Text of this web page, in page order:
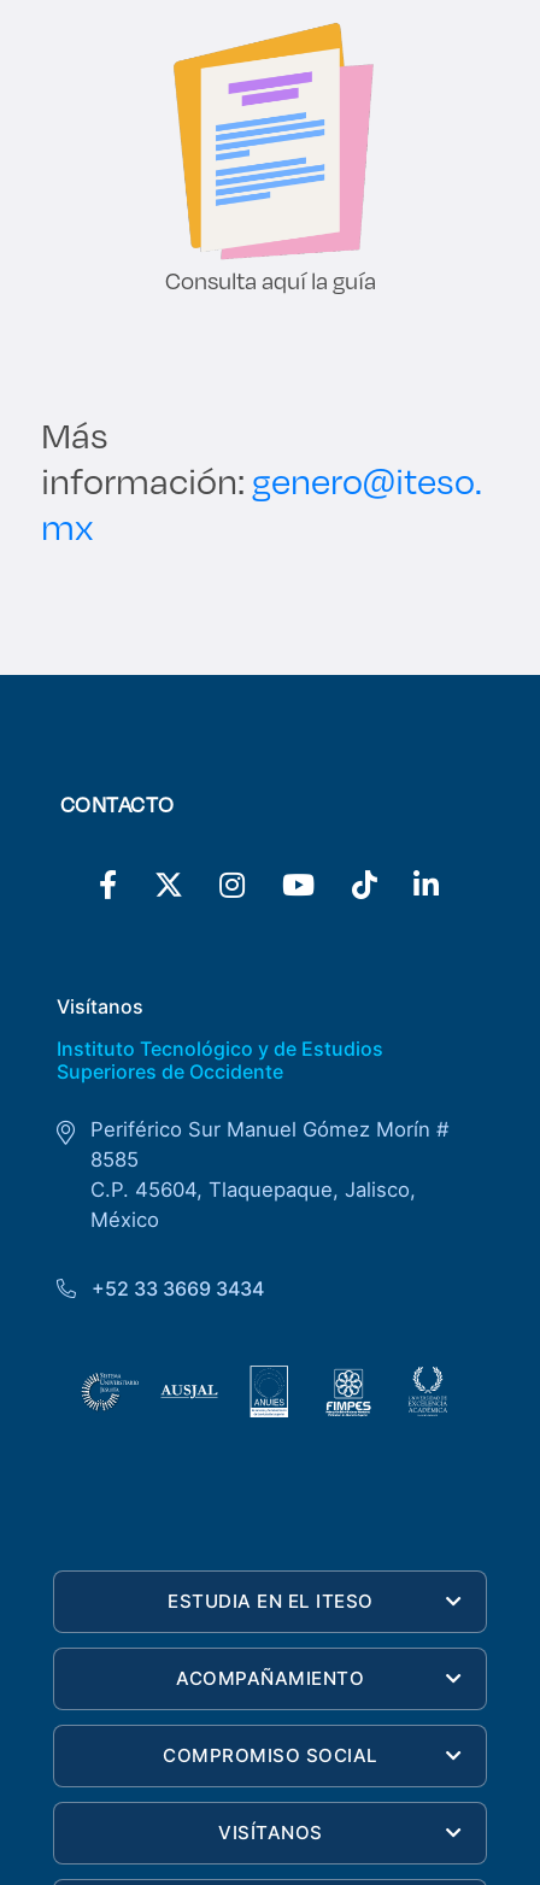
Consulta aquí la guía
Más
información:genero@iteso.
mx
CONTACTO
Visítanos
Instituto Tecnológico y de Estudios
Superiores de Occidente
Periférico Sur Manuel Gómez Morín #
8585
C.P. 45604, Tlaquepaque, Jalisco,
México
+52 33 3669 3434
ESTUDIA EN EL ITESO
ACOMPAÑAMIENTO
COMPROMISO SOCIAL
VISÍTANOS